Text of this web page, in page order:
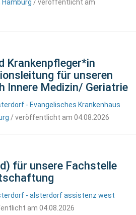
Hamburg / veröffentlicht am
Krankenpfleger*in
für unseren
Innere Medizin/ Geriatrie
- Evangelisches Krankenhaus
/ veröffentlicht am 04.08.2026
für unsere Fachstelle
- alsterdorf assistenz west
am 04.08.2026